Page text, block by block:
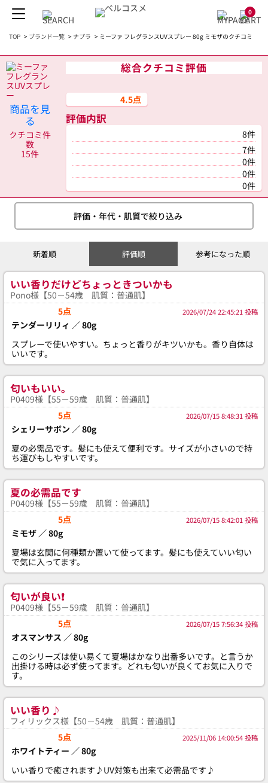
0
TOP > ブランド一覧 > ナプラ > ミーファ フレグランスUVスプレー 80g ミモザのクチコミ
商品を見
る
クチコミ件
数
15件
総合クチコミ評価
4.5点
評価内訳
8件
7件
0件
0件
0件
評価・年代・肌質で絞り込み
新着順 評価順 参考になった順
いい香りだけどちょっときついかも
Pono様【50－54歳 肌質：普通肌】
5点
2026/07/24 22:45:21 投稿
テンダーリリィ ／ 80g
スプレーで使いやすい。ちょっと香りがキツいかも。香り自体は
いいです。
匂いもいい。
P0409様【55－59歳 肌質：普通肌】
5点
2026/07/15 8:48:31 投稿
シェリーサボン ／ 80g
夏の必需品です。髪にも使えて便利です。サイズが小さいので持
ち運びもしやすいです。
夏の必需品です
P0409様【55－59歳 肌質：普通肌】
5点
2026/07/15 8:42:01 投稿
ミモザ ／ 80g
夏場は玄関に何種類か置いて使ってます。髪にも使えていい匂い
で気に入ってます。
匂いが良い❗️
P0409様【55－59歳 肌質：普通肌】
5点
2026/07/15 7:56:34 投稿
オスマンサス ／ 80g
このシリーズは使い易くて夏場はかなり出番多いです。と言うか
出掛ける時は必ず使ってます。どれも匂いが良くてお気に入りで
す。
いい香り♪
フィリックス様【50－54歳 肌質：普通肌】
5点
2025/11/06 14:00:54 投稿
ホワイトティー ／ 80g
いい香りで癒されます♪UV対策も出来て必需品です♪